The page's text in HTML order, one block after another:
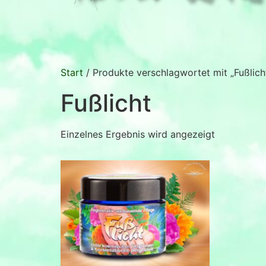
Start/ Produkte verschlagwortet mit
Fußlicht
Einzelnes Ergebnis wird angezeigt